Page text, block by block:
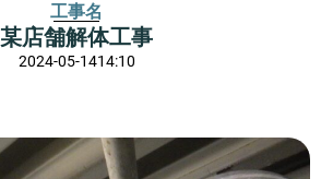
工事名
某店舗解体工事
2024-05-1414:10